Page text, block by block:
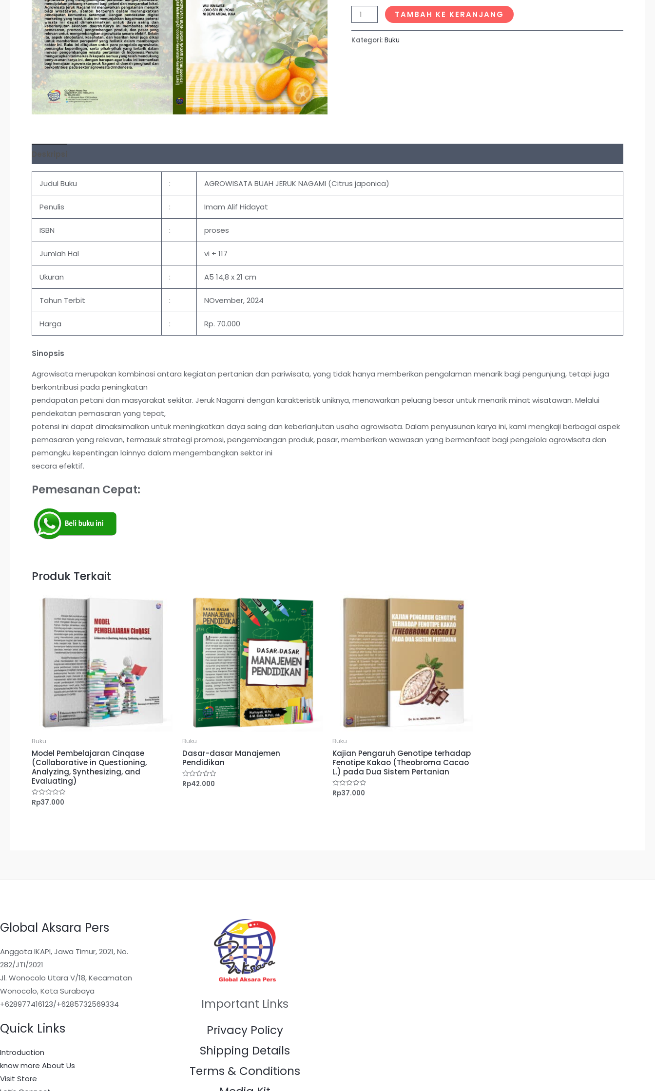
TAMBAH KE KERANJANG
Kategori: Buku
Deskripsi
Judul Buku : AGROWISATA BUAH JERUK NAGAMI (Citrus japonica)
Penulis : Imam Alif Hidayat
ISBN : proses
Jumlah Hal vi + 117
Ukuran : A5 14,8 x 21 cm
Tahun Terbit : NOvember, 2024
Harga : Rp. 70.000
Sinopsis
Agrowisata merupakan kombinasi antara kegiatan pertanian dan pariwisata, yang tidak hanya memberikan pengalaman menarik bagi pengunjung, tetapi juga
berkontribusi pada peningkatan
pendapatan petani dan masyarakat sekitar. Jeruk Nagami dengan karakteristik uniknya, menawarkan peluang besar untuk menarik minat wisatawan. Melalui
pendekatan pemasaran yang tepat,
potensi ini dapat dimaksimalkan untuk meningkatkan daya saing dan keberlanjutan usaha agrowisata. Dalam penyusunan karya ini, kami mengkaji berbagai aspek
pemasaran yang relevan, termasuk strategi promosi, pengembangan produk, pasar, memberikan wawasan yang bermanfaat bagi pengelola agrowisata dan
pemangku kepentingan lainnya dalam mengembangkan sektor ini
secara efektif.
Pemesanan Cepat:
Produk Terkait
Buku
Model Pembelajaran Cinqase
(Collaborative in Questioning,
Analyzing, Synthesizing, and
Evaluating)
Dinilai
Rp37.000
Buku
Dasar-dasar Manajemen
Pendidikan
Dinilai
Rp42.000
Buku
Kajian Pengaruh Genotipe terhadap
Fenotipe Kakao (Theobroma Cacao
L.) pada Dua Sistem Pertanian
Dinilai
Rp37.000
Global Aksara Pers
Anggota IKAPI, Jawa Timur, 2021, No.
282/JTI/2021
Jl. Wonocolo Utara V/18, Kecamatan
Wonocolo, Kota Surabaya
+628977416123/+6285732569334
Quick Links
Introduction
know more About Us
Visit Store
Important Links
Privacy Policy
Shipping Details
Terms & Conditions